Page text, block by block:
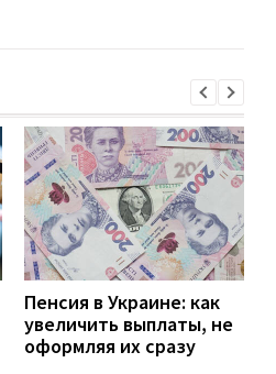
Пенсия в Украине: как
увеличить выплаты, не
оформляя их сразу